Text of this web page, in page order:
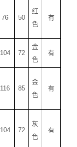
76 50
红
色
有
104 72
金
色
有
116 85
金
色
有
104 72
灰
色
有